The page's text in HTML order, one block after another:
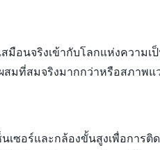
อนจริงเข้ากับโลกแห่งความ
สมที่สมจริงมากกว่าหรือสภาพ
อร์และกล้องขั้นสูงเพื่อการ